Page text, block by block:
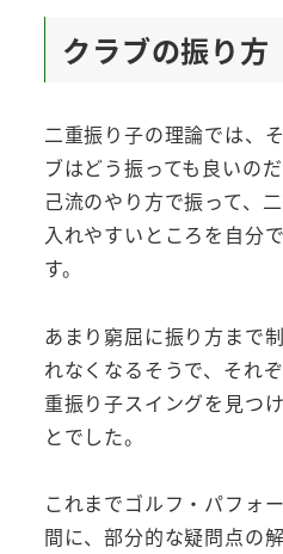
クラブの振り方
二重振り子の理論では、
ブはどう振っても良いの
己流のやり方で振って、
入れやすいところを自分
す。
あまり窮屈に振り方まで
れなくなるそうで、それ
重振り子スイングを見つ
とでした。
これまでゴルフ・パフォ
間に、部分的な疑問点の